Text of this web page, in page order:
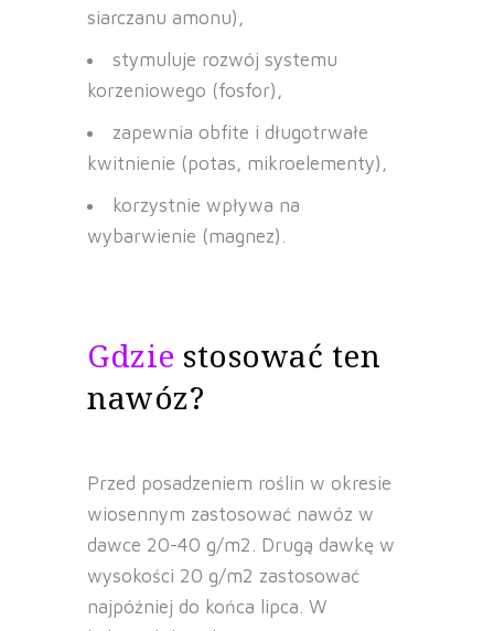
siarczanu amonu),
stymuluje rozwój systemu
korzeniowego (fosfor),
zapewnia obfite i długotrwałe
kwitnienie (potas, mikroelementy),
korzystnie wpływa na
wybarwienie (magnez).
Gdzie stosować ten
nawóz?
Przed posadzeniem roślin w okresie
wiosennym zastosować nawóz w
dawce 20-40 g/m2. Drugą dawkę w
wysokości 20 g/m2 zastosować
najpóźniej do końca lipca. W